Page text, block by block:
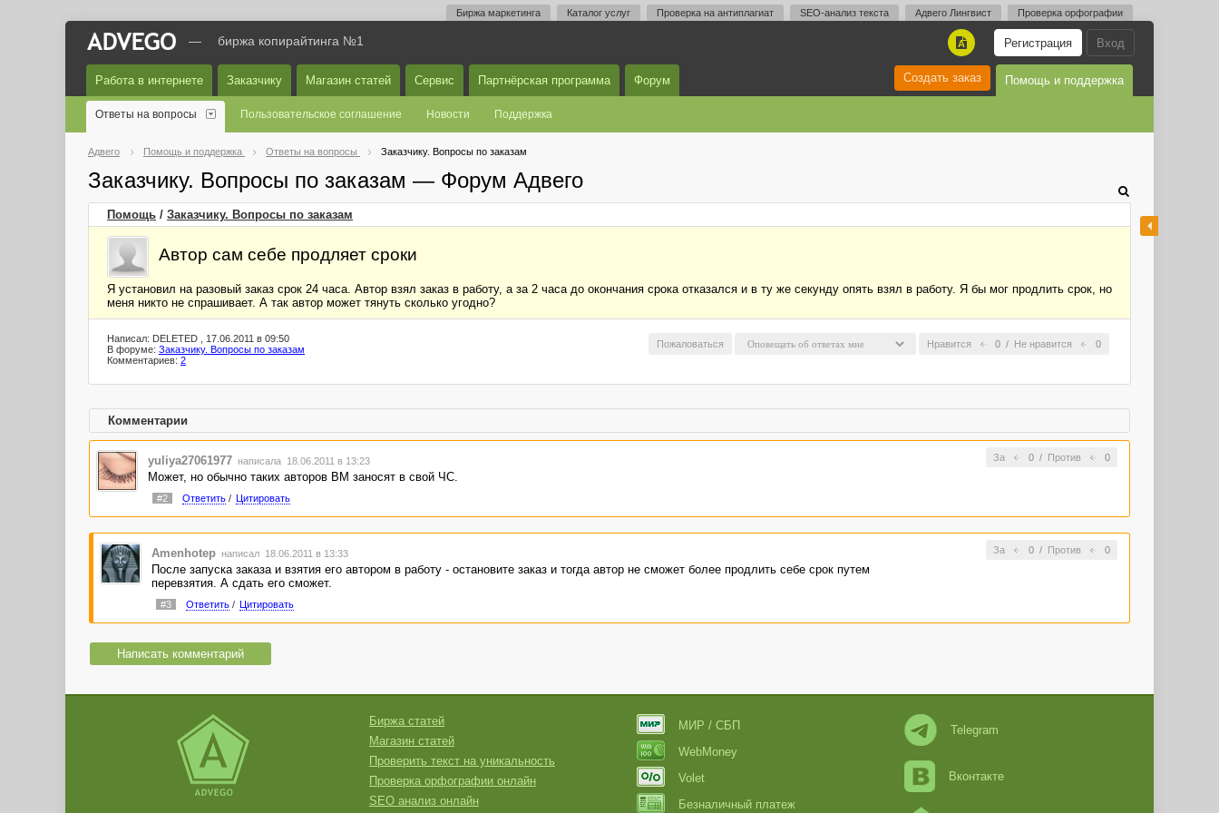
Биржа маркетинга Каталог услуг Проверка на антиплагиат SEO-анализ текста Адвего Лингвист Проверка орфографии
Вход
Регистрация
A
— биржа копирайтинга №1
Работа в интернете Заказчику Магазин статей Сервис Партнёрская программа Форум Помощь и поддержка
Создать заказ
Ответы на вопросы Пользовательское соглашение Новости Поддержка
Адвего Помощь и поддержка Ответы на вопросы Заказчику. Вопросы по заказам
Заказчику. Вопросы по заказам — Форум Адвего
Помощь / Заказчику. Вопросы по заказам
Автор сам себе продляет сроки
Я установил на разовый заказ срок 24 часа. Автор взял заказ в работу, а за 2 часа до окончания срока отказался и в ту же секунду опять взял в работу. Я бы мог продлить срок, но
меня никто не спрашивает. А так автор может тянуть сколько угодно?
Нравится 0 / Не нравится 0
Пожаловаться
Написал: DELETED , 17.06.2011 в 09:50
В форуме: Заказчику. Вопросы по заказам
Комментариев: 2
Комментарии
За 0/ Против 0
yuliya27061977 написала 18.06.2011 в 13:23
Может, но обычно таких авторов ВМ заносят в свой ЧС.
#2 Ответить/ Цитировать
За 0/ Против 0
Amenhotep написал 18.06.2011 в 13:33
После запуска заказа и взятия его автором в работу - остановите заказ и тогда автор не сможет более продлить себе срок путем
перевзятия. А сдать его сможет.
#3 Ответить/ Цитировать
Написать комментарий
Биржа статей
Магазин статей
Проверить текст на уникальность
Проверка орфографии онлайн
SEO анализ онлайн
МИР / СБП
WebMoney
Volet
Безналичный платеж
Telegram
Вконтакте